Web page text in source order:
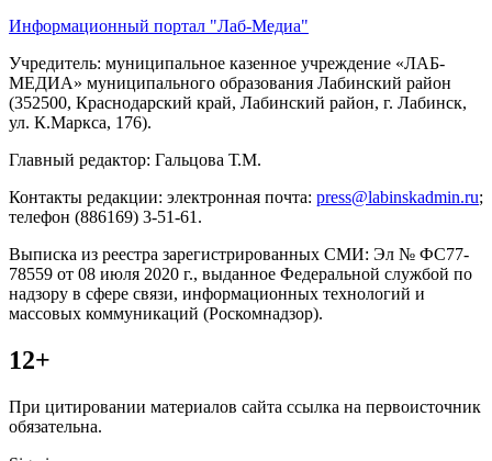
Информационный портал "Лаб-Медиа"
Учредитель: муниципальное казенное учреждение «ЛАБ-
МЕДИА» муниципального образования Лабинский район
(352500, Краснодарский край, Лабинский район, г. Лабинск,
ул. К.Маркса, 176).
Главный редактор: Гальцова Т.М.
Контакты редакции: электронная почта: press@labinskadmin.ru;
телефон (886169) 3-51-61.
Выписка из реестра зарегистрированных СМИ: Эл № ФС77-
78559 от 08 июля 2020 г., выданное Федеральной службой по
надзору в сфере связи, информационных технологий и
массовых коммуникаций (Роскомнадзор).
12+
При цитировании материалов сайта ссылка на первоисточник
обязательна.